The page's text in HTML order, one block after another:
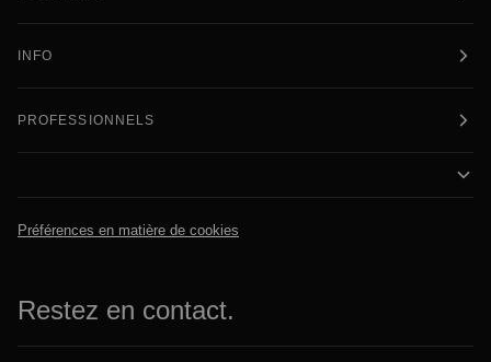
INFO
PROFESSIONNELS
Préférences en matière de cookies
Restez en contact.